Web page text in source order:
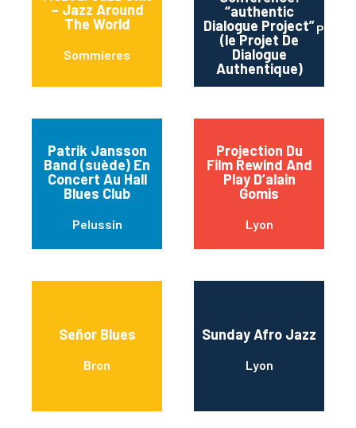
– Jazz Around
The World
Sommieres
“authentic
Dialogue Project”
(le Projet De
Dialogue
Authentique)
Paris
Patrik Jansson
Band (suède) En
Concert Au Hall
Blues Club
Pelussin
Projection Du
Film Rewind And
Play D’alain
Gomis
Lyon
Señor Blues
Bron
Sunday Afro Jazz
Lyon